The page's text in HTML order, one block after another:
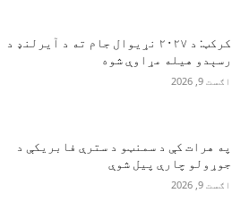
کرکټ: د ۲۰۲۷ نړیوال جام ته د آیرلنډ د
رسېدو هیله مړاوې شوه
اګست 9, 2026
په هرات کې د سمنټو د سترې فابریکې د
جوړولو چارې پیل شوې
اګست 9, 2026